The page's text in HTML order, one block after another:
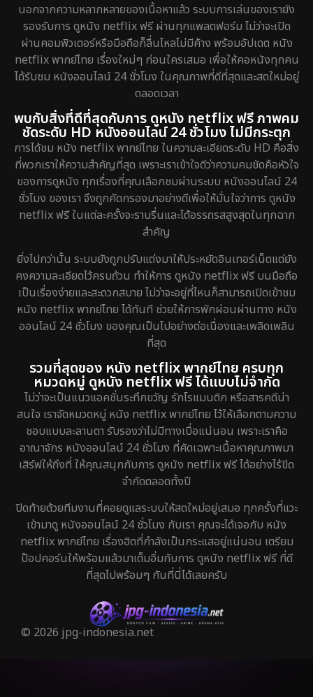
นอกจากความหลากหลายของเนื้อหาแล้ว ระบบการเล่นของเรายัง
รองรับการ ดูหนัง netflix ฟรี ผ่านทุกแพลตฟอร์ม ไม่ว่าจะเปิด
ผ่านคอมพิวเตอร์หรือมือถือก็ลื่นไหลไม่มีค้าง พร้อมอัปเดต หนัง
netflix พากย์ไทย เรื่องใหม่ๆ ก่อนใครเสมอ เพื่อให้คอหนังทุกคน
ได้รับชม หนังออนไลน์ 24 ชั่วโมง ในคุณภาพที่ดีที่สุดและสดใหม่อยู่
ตลอดเวลา
พบกับสิ่งที่ดีที่สุดกับการ ดูหนัง netflix ฟรี ภาพคม
ชัดระดับ HD หนังออนไลน์ 24 ชั่วโมง ไม่มีกระตุก
การได้ชม หนัง netflix พากย์ไทย ในความละเอียดระดับ HD คือสิ่ง
ที่พวกเราให้ความสำคัญที่สุด เพราะเราเข้าใจดีว่าความคมชัดคือหัวใจ
ของการดูหนัง ทุกเรื่องที่คุณเลือกชมผ่านระบบ หนังออนไลน์ 24
ชั่วโมง ของเรา จึงถูกคัดกรองมาอย่างดีเพื่อให้มั่นใจว่าการ ดูหนัง
netflix ฟรี ในแต่ละครั้งจะราบรื่นและได้อรรถรสสูงสุดในทุกฉาก
สำคัญ
ยิ่งไปกว่านั้น ระบบยังถูกปรับแต่งมาให้ประหยัดอินเทอร์เน็ตแต่ยัง
คงความละเอียดไว้ครบถ้วน ทำให้การ ดูหนัง netflix ฟรี บนมือถือ
เป็นเรื่องง่ายและสะดวกสบาย ไม่ว่าจะอยู่ที่ไหนก็สามารถเปิดเข้าชม
หนัง netflix พากย์ไทย ได้ทันที ช่วยให้การพักผ่อนผ่านทาง หนัง
ออนไลน์ 24 ชั่วโมง ของคุณเป็นไปอย่างต่อเนื่องและเพลิดเพลิน
ที่สุด
รวมที่สุดของ หนัง netflix พากย์ไทย ครบทุก
หมวดหมู่ ดูหนัง netflix ฟรี ได้แบบไม่จำกัด
ไม่ว่าจะเป็นแนวแอคชั่นระทึกขวัญ รักโรแมนติก หรือสารคดีน่า
สนใจ เราจัดหมวดหมู่ หนัง netflix พากย์ไทย ไว้ให้เลือกตามความ
ชอบแบบละลานตา รับรองว่าไม่มีทางเบื่อแน่นอน เพราะเราคือ
อาณาจักร หนังออนไลน์ 24 ชั่วโมง ที่คัดเฉพาะเนื้อหาคุณภาพมา
เสิร์ฟให้ถึงที่ ให้คุณสนุกกับการ ดูหนัง netflix ฟรี ได้อย่างไร้ขีด
จำกัดตลอดทั้งปี
ปิดท้ายด้วยทีมงานที่คอยดูแลระบบให้สดใหม่อยู่เสมอ ทุกครั้งที่แวะ
เข้ามาดู หนังออนไลน์ 24 ชั่วโมง กับเรา คุณจะได้เจอกับ หนัง
netflix พากย์ไทย เรื่องฮิตที่กำลังเป็นกระแสอยู่แน่นอน เตรียม
ป๊อปคอร์นให้พร้อมแล้วมาเต็มอิ่มกับการ ดูหนัง netflix ฟรี ที่ดี
ที่สุดไปพร้อมๆ กันที่นี่ได้เลยครับ
© 2026 jpg-indonesia.net